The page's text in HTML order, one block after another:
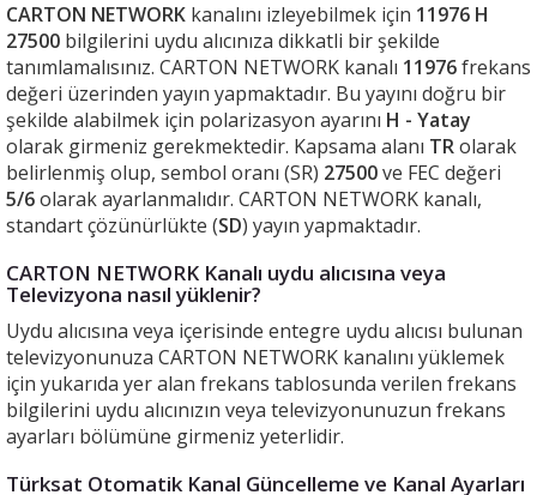
CARTON NETWORK kanalını izleyebilmek için 11976 H
27500 bilgilerini uydu alıcınıza dikkatli bir şekilde
tanımlamalısınız. CARTON NETWORK kanalı 11976frekans
değeri üzerinden yayın yapmaktadır. Bu yayını doğru bir
şekilde alabilmek için polarizasyon ayarını H - Yatay
olarak girmeniz gerekmektedir. Kapsama alanı TRolarak
belirlenmiş olup, sembol oranı (SR) 27500ve FEC değeri
5/6olarak ayarlanmalıdır. CARTON NETWORK kanalı,
standart çözünürlükte (SD) yayın yapmaktadır.
CARTON NETWORK Kanalı uydu alıcısına veya
Televizyona nasıl yüklenir?
Uydu alıcısına veya içerisinde entegre uydu alıcısı bulunan
televizyonunuza CARTON NETWORK kanalını yüklemek
için yukarıda yer alan frekans tablosunda verilen frekans
bilgilerini uydu alıcınızın veya televizyonunuzun frekans
ayarları bölümüne girmeniz yeterlidir.
Türksat Otomatik Kanal Güncelleme ve Kanal Ayarları